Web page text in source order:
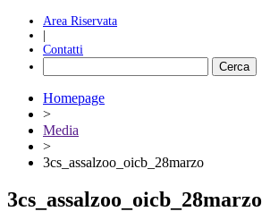
Area Riservata
|
Contatti
Homepage
>
Media
>
3cs_assalzoo_oicb_28marzo
3cs_assalzoo_oicb_28marzo